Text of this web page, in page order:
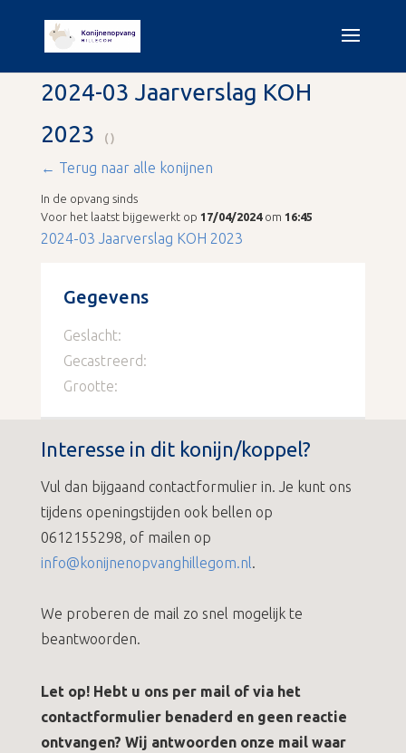
2024-03 Jaarverslag KOH
2023
()
← Terug naar alle konijnen
In de opvang sinds
Voor het laatst bijgewerkt op 17/04/2024om 16:45
2024-03 Jaarverslag KOH 2023
Gegevens
Geslacht:
Gecastreerd:
Grootte:
Interesse in dit konijn/koppel?
Vul dan bijgaand contactformulier in. Je kunt ons
tijdens openingstijden ook bellen op
0612155298, of mailen op
info@konijnenopvanghillegom.nl.
We proberen de mail zo snel mogelijk te
beantwoorden.
Let op! Hebt u ons per mail of via het
contactformulier benaderd en geen reactie
ontvangen? Wij antwoorden onze mail waar